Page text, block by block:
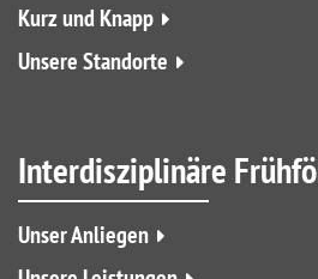
Kurz und Knapp
Unsere Standorte
Interdisziplinäre
Unser Anliegen